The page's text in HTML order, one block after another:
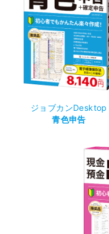
ジョブカンDesktop
青色申告